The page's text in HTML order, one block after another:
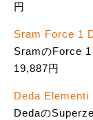
円
Sram Force 1
SramのForce
19,887円
Deda Elementi
Dedaの